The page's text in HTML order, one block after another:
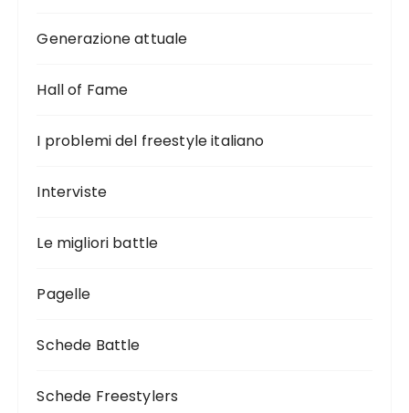
Generazione attuale
Hall of Fame
I problemi del freestyle italiano
Interviste
Le migliori battle
Pagelle
Schede Battle
Schede Freestylers